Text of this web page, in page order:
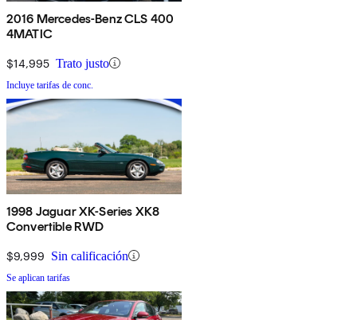
2016 Mercedes-Benz CLS 400
4MATIC
$14,995 Trato justo
Incluye tarifas de conc.
1998 Jaguar XK-Series XK8
Convertible RWD
$9,999 Sin calificación
Se aplican tarifas